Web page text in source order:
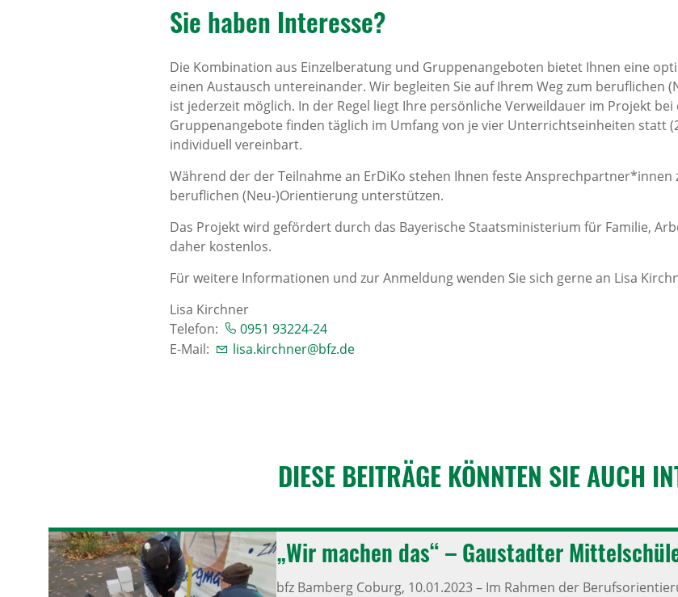
Sie haben Inter­esse?
Die Kombination aus Einzelberatung und Gruppenangeboten bietet Ihnen eine
einen Austausch untereinander. Wir begleiten Sie auf Ihrem Weg zum beruflichen
ist jederzeit möglich. In der Regel liegt Ihre persönliche Verweildauer im Projekt
Gruppenangebote finden täglich im Umfang von je vier Unterrichtseinheiten statt
individuell vereinbart.
Während der der Teilnahme an ErDiKo stehen Ihnen feste Ansprechpartner*innen
beruflichen (Neu-)Orientierung unterstützen.
Das Projekt wird gefördert durch das Bayerische Staatsministerium für Familie,
daher kostenlos.
Für weitere Informationen und zur Anmeldung wenden Sie sich gerne an Lisa
Lisa Kirchner
Telefon:
0951 93224-24
E-Mail:
lisa.kirchner@bfz.de
DIESE BEITRÄGE KÖNNTEN SIE AUCH
„Wir machen das“ – Gaustadter
bfz Bamberg Coburg, 10.01.2023–Im Rahmen der